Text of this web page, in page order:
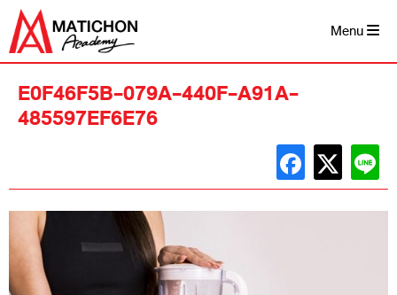
Skip
content
Menu
E0F46F5B-079A-440F-A91A-
485597EF6E76